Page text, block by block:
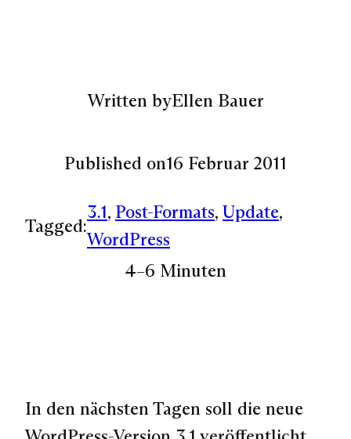
Written byEllen Bauer
Published on16 Februar 2011
Tagged:
3.1, Post-Formats, Update
WordPress
4–6 Minuten
In den nächsten Tagen soll die neue